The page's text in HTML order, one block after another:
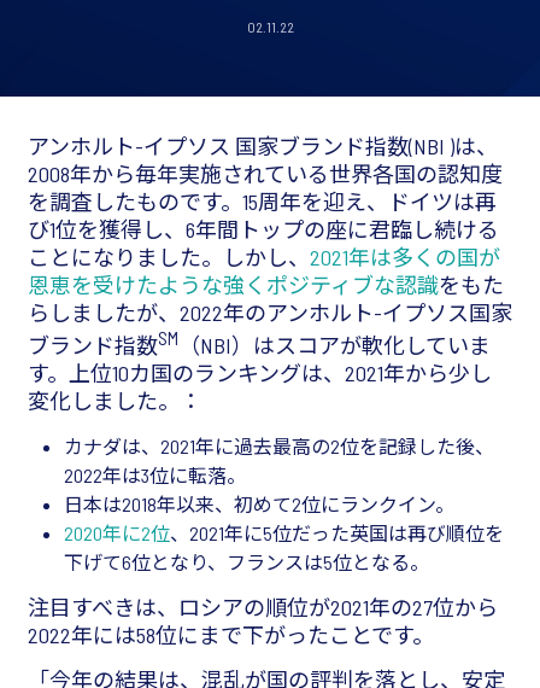
02.11.22
アンホルト-イプソス 国家ブランド指数(NBI )は、
2008年から毎年実施されている世界各国の認知度
を調査したものです。15周年を迎え、ドイツは再
び1位を獲得し、6年間トップの座に君臨し続ける
ことになりました。しかし、 2021年は多くの国が
恩恵を受けたような強くポジティブな認識をもた
らしましたが、2022年のアンホルト-イプソス国家
ブランド指数SM
（NBI）はスコアが軟化していま
す。上位10カ国のランキングは、2021年から少し
変化しました。：
カナダは、2021年に過去最高の2位を記録した後、
2022年は3位に転落。
日本は2018年以来、初めて2位にランクイン。
2020年に2位、2021年に5位だった英国は再び順位を
下げて6位となり、フランスは5位となる。
注目すべきは、ロシアの順位が2021年の27位から
2022年には58位にまで下がったことです。
「今年の結果は、混乱が国の評判を落とし、安定